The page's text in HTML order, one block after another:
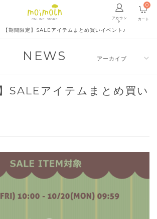
ONLINE STORE アカウン
ト カート
0
【期間限定】SALEアイテムまとめ買いイベント♪
NEWS
SALEアイテムまとめ買い